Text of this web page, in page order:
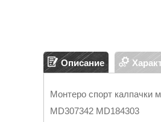
Описание
Монтеро спорт калпачки
MD307342 MD184303